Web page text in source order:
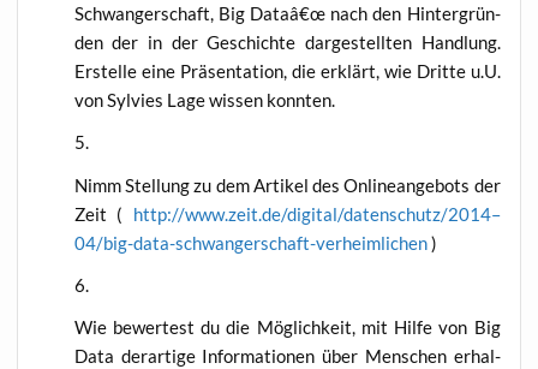
Schwan­ger­schaft, Big Dataâ€œ nach den Hin­ter­grün­
den der in der Geschich­te dar­ge­stell­ten Hand­lung.
Erstel­le eine Prä­sen­ta­ti­on, die erklärt, wie Drit­te u.U.
von Syl­vies Lage wis­sen konnten.
Nimm Stel­lung zu dem Arti­kel des Online­an­ge­bots der
Zeit ( http://www.zeit.de/digital/datenschutz/2014–
04/big-data-schwangerschaft-verheimlichen)
Wie bewer­test du die Mög­lich­keit, mit Hil­fe von Big
Data der­ar­ti­ge Infor­ma­tio­nen über Men­schen erhal­